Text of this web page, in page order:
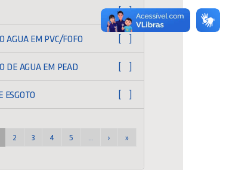
[ ]
AGUA EM PVC/FOFO [ ]
DE AGUA EM PEAD [ ]
ESGOTO [ ]
2 3 4 5 › »